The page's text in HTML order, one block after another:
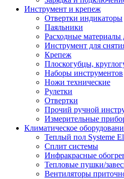
Инструмент и крепеж
Отвертки индикаторы
Паяльники
Расходные материалы
Инструмент для
Крепеж
Плоскогубцы,
Наборы инструментов
Ножи технические
Рулетки
Отвертки
Прочий ручной
Измерительные
Климатическое
Теплый пол Systeme
Сплит системы
Инфракрасные
Тепловые пушки/
Вентиляторы